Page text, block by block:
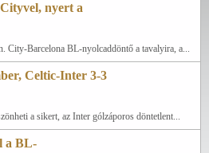
nyert a
City-Barcelona BL-nyolcaddöntő a tavalyira, a...
Celtic-Inter 3-3
a sikert, az Inter gólzáporos döntetlent...
a BL-